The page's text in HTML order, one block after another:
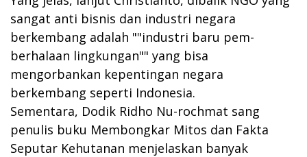
sangat anti bisnis dan industri negara
berkembang adalah ""industri baru pem-
berhalaan lingkungan"" yang bisa
mengorbankan kepentingan negara
berkembang seperti Indonesia.
Sementara, Dodik Ridho Nu-rochmat sang
penulis buku Membongkar Mitos dan Fakta
Seputar Kehutanan menjelaskan banyak